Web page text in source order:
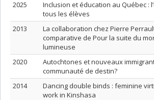
2025
Inclusion et éducation au Québec :
tous les élèves
2013
La collaboration chez Pierre
comparative de Pour la suite du
lumineuse
2020
Autochtones et nouveaux
communauté de destin?
2014
Dancing double binds : feminine
work in Kinshasa